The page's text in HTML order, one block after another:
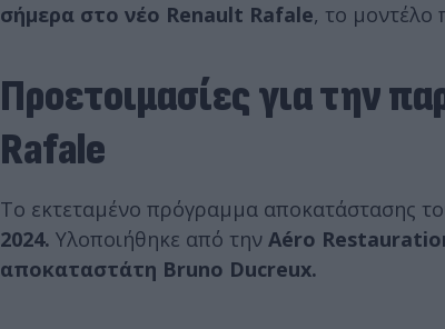
σήμερα στο νέο Renault Rafale, το μοντέλο
Προετοιμασίες για την
Rafale
Το εκτεταμένο πρόγραμμα αποκατάστασης
2024. Υλοποιήθηκε από την Aéro
αποκαταστάτη Bruno Ducreux.